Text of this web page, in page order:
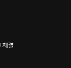
체결